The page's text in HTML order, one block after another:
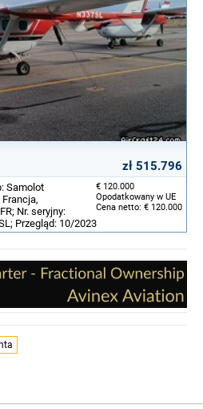
zł 515.796
€ 120.000
Opodatkowany w UE
Cena netto: € 120.000
Samolot
Nr. seryjny:
Przegląd: 10/2023